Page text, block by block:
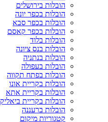
הובלות בירושלים
הובלות בכפר יונה
הובלות בכפר סבא
הובלות בכפר קאסם
הובלות בלוד
הובלות בנס ציונה
הובלות בנתניה
הובלות בעפולה
הובלות בפתח תקווה
הובלות בקריית אונו
הובלות בקריית אתא
הובלות בקריית ביאליק
הובלות ברעננה
קטגוריות מיקום